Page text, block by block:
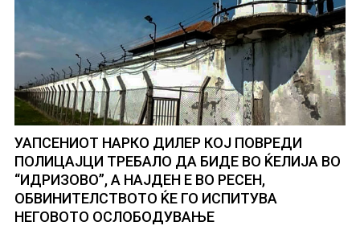
УАПСЕНИОТ НАРКО ДИЛЕР КОЈ ПОВРЕДИ
ПОЛИЦАЈЦИ ТРЕБАЛО ДА БИДЕ ВО ЌЕЛИЈА ВО
“ИДРИЗОВО”, А НАЈДЕН Е ВО РЕСЕН,
ОБВИНИТЕЛСТВОТО ЌЕ ГО ИСПИТУВА
НЕГОВОТО ОСЛОБОДУВАЊЕ